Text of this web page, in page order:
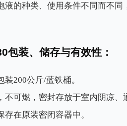
液的种类、使用条件不同而不同
包装、储存与有效性：
200公斤/蓝铁桶。
不可燃，密封存放于室内阴凉
在原装密闭容器中。